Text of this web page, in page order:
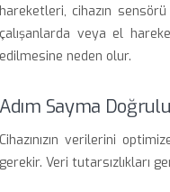
hareketleri, cihazın
çalışanlarda veya el
edilmesine neden olur.
Adım Sayma
Cihazınızın verilerini
gerekir. Veri tutarsızlıkları